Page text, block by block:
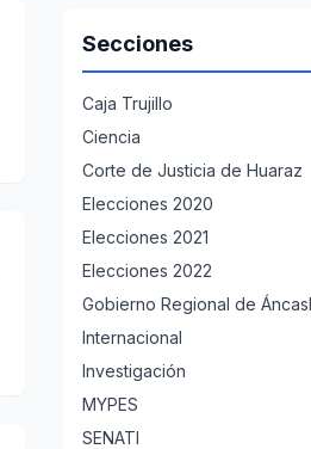
Secciones
Caja Trujillo
Ciencia
Corte de Justicia de Huaraz
Elecciones 2020
Elecciones 2021
Elecciones 2022
Gobierno Regional de
Internacional
Investigación
MYPES
SENATI